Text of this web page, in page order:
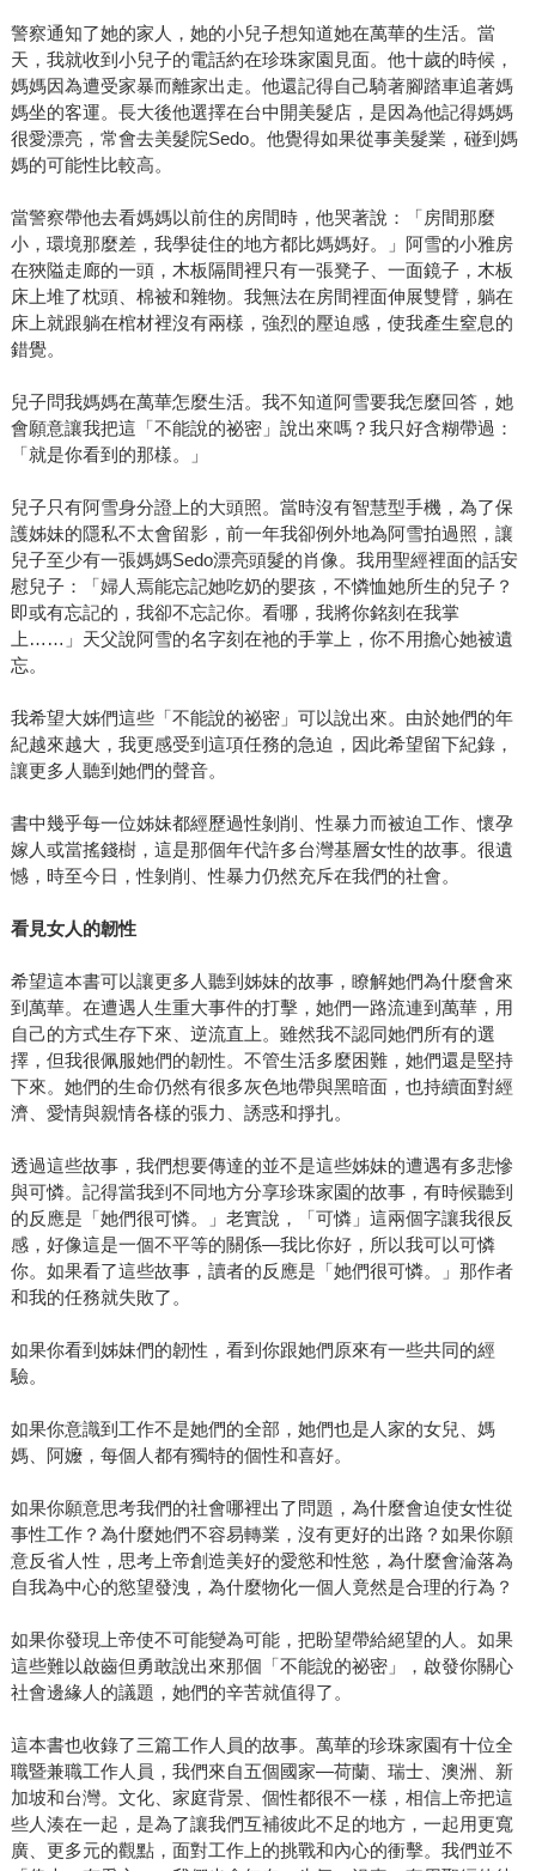
警察通知了她的家人，她的小兒子想知道她在萬華的生活。當
天，我就收到小兒子的電話約在珍珠家園見面。他十歲的時候，
媽媽因為遭受家暴而離家出走。他還記得自己騎著腳踏車追著媽
媽坐的客運。長大後他選擇在台中開美髮店，是因為他記得媽媽
很愛漂亮，常會去美髮院Sedo。他覺得如果從事美髮業，碰到媽
媽的可能性比較高。
當警察帶他去看媽媽以前住的房間時，他哭著說：「房間那麼
小，環境那麼差，我學徒住的地方都比媽媽好。」阿雪的小雅房
在狹隘走廊的一頭，木板隔間裡只有一張凳子、一面鏡子，木板
床上堆了枕頭、棉被和雜物。我無法在房間裡面伸展雙臂，躺在
床上就跟躺在棺材裡沒有兩樣，強烈的壓迫感，使我產生窒息的
錯覺。
兒子問我媽媽在萬華怎麼生活。我不知道阿雪要我怎麼回答，她
會願意讓我把這「不能說的祕密」說出來嗎？我只好含糊帶過：
「就是你看到的那樣。」
兒子只有阿雪身分證上的大頭照。當時沒有智慧型手機，為了保
護姊妹的隱私不太會留影，前一年我卻例外地為阿雪拍過照，讓
兒子至少有一張媽媽Sedo漂亮頭髮的肖像。我用聖經裡面的話安
慰兒子：「婦人焉能忘記她吃奶的嬰孩，不憐恤她所生的兒子？
即或有忘記的，我卻不忘記你。看哪，我將你銘刻在我掌
上……」天父說阿雪的名字刻在祂的手掌上，你不用擔心她被遺
忘。
我希望大姊們這些「不能說的祕密」可以說出來。由於她們的年
紀越來越大，我更感受到這項任務的急迫，因此希望留下紀錄，
讓更多人聽到她們的聲音。
書中幾乎每一位姊妹都經歷過性剝削、性暴力而被迫工作、懷孕
嫁人或當搖錢樹，這是那個年代許多台灣基層女性的故事。很遺
憾，時至今日，性剝削、性暴力仍然充斥在我們的社會。
看見女人的韌性
希望這本書可以讓更多人聽到姊妹的故事，瞭解她們為什麼會來
到萬華。在遭遇人生重大事件的打擊，她們一路流連到萬華，用
自己的方式生存下來、逆流直上。雖然我不認同她們所有的選
擇，但我很佩服她們的韌性。不管生活多麼困難，她們還是堅持
下來。她們的生命仍然有很多灰色地帶與黑暗面，也持續面對經
濟、愛情與親情各樣的張力、誘惑和掙扎。
透過這些故事，我們想要傳達的並不是這些姊妹的遭遇有多悲慘
與可憐。記得當我到不同地方分享珍珠家園的故事，有時候聽到
的反應是「她們很可憐。」老實說，「可憐」這兩個字讓我很反
感，好像這是一個不平等的關係―我比你好，所以我可以可憐
你。如果看了這些故事，讀者的反應是「她們很可憐。」那作者
和我的任務就失敗了。
如果你看到姊妹們的韌性，看到你跟她們原來有一些共同的經
驗。
如果你意識到工作不是她們的全部，她們也是人家的女兒、媽
媽、阿嬤，每個人都有獨特的個性和喜好。
如果你願意思考我們的社會哪裡出了問題，為什麼會迫使女性從
事性工作？為什麼她們不容易轉業，沒有更好的出路？如果你願
意反省人性，思考上帝創造美好的愛慾和性慾，為什麼會淪落為
自我為中心的慾望發洩，為什麼物化一個人竟然是合理的行為？
如果你發現上帝使不可能變為可能，把盼望帶給絕望的人。如果
這些難以啟齒但勇敢說出來那個「不能說的祕密」，啟發你關心
社會邊緣人的議題，她們的辛苦就值得了。
這本書也收錄了三篇工作人員的故事。萬華的珍珠家園有十位全
職暨兼職工作人員，我們來自五個國家―荷蘭、瑞士、澳洲、新
加坡和台灣。文化、家庭背景、個性都很不一樣，相信上帝把這
些人湊在一起，是為了讓我們互補彼此不足的地方，一起用更寬
廣、更多元的觀點，面對工作上的挑戰和內心的衝擊。我們並不